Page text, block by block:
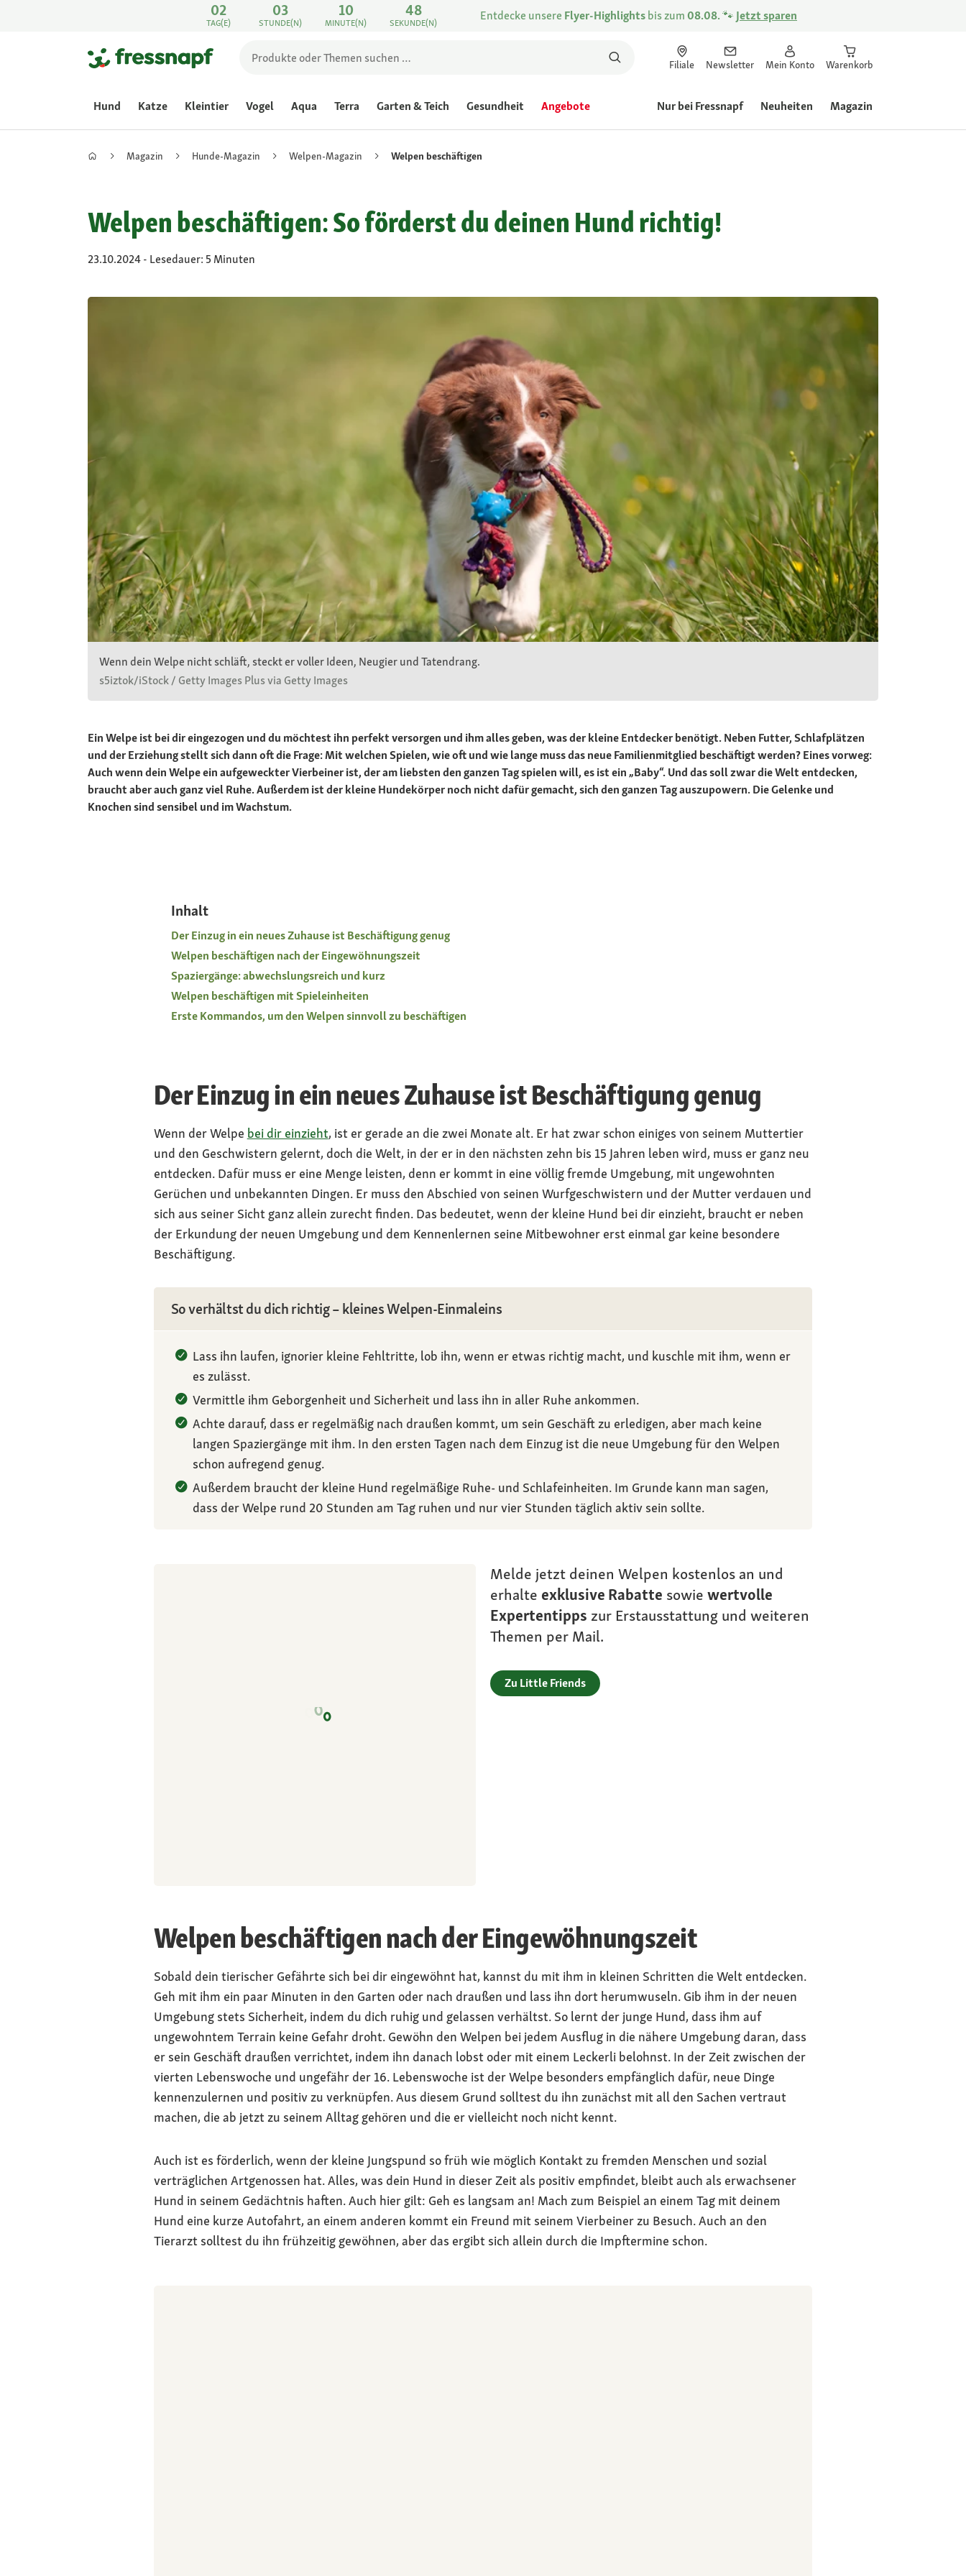
02
TAG(E)
03
STUNDE(N)
10
MINUTE(N)
48
SEKUNDE(N) Entdecke unsere Flyer-Highlightsbis zum08.08.🐾 Jetzt sparen
Filiale Newsletter Mein Konto Warenkorb
Hund Katze Kleintier Vogel Aqua Terra Garten & Teich Gesundheit Angebote Nur bei Fressnapf Neuheiten Magazin
Magazin Hunde-Magazin Welpen-Magazin Welpen beschäftigen
Welpen beschäftigen: So förderst du deinen Hund richtig!
23.10.2024 - Lesedauer: 5 Minuten
Wenn dein Welpe nicht schläft, steckt er voller Ideen, Neugier und Tatendrang.
s5iztok/iStock / Getty Images Plus via Getty Images
Ein Welpe ist bei dir eingezogen und du möchtest ihn perfekt versorgen und ihm alles geben, was der kleine Entdecker benötigt. Neben Futter, Schlafplätzen
und der Erziehung stellt sich dann oft die Frage: Mit welchen Spielen, wie oft und wie lange muss das neue Familienmitglied beschäftigt werden? Eines vorweg:
Auch wenn dein Welpe ein aufgeweckter Vierbeiner ist, der am liebsten den ganzen Tag spielen will, es ist ein „Baby“. Und das soll zwar die Welt entdecken,
braucht aber auch ganz viel Ruhe. Außerdem ist der kleine Hundekörper noch nicht dafür gemacht, sich den ganzen Tag auszupowern. Die Gelenke und
Knochen sind sensibel und im Wachstum.
Inhalt
Der Einzug in ein neues Zuhause ist Beschäftigung genug
Welpen beschäftigen nach der Eingewöhnungszeit
Spaziergänge: abwechslungsreich und kurz
Welpen beschäftigen mit Spieleinheiten
Erste Kommandos, um den Welpen sinnvoll zu beschäftigen
Der Einzug in ein neues Zuhause ist Beschäftigung genug
Wenn der Welpe bei dir einzieht, ist er gerade an die zwei Monate alt. Er hat zwar schon einiges von seinem Muttertier
und den Geschwistern gelernt, doch die Welt, in der er in den nächsten zehn bis 15 Jahren leben wird, muss er ganz neu
entdecken. Dafür muss er eine Menge leisten, denn er kommt in eine völlig fremde Umgebung, mit ungewohnten
Gerüchen und unbekannten Dingen. Er muss den Abschied von seinen Wurfgeschwistern und der Mutter verdauen und
sich aus seiner Sicht ganz allein zurecht finden. Das bedeutet, wenn der kleine Hund bei dir einzieht, braucht er neben
der Erkundung der neuen Umgebung und dem Kennenlernen seine Mitbewohner erst einmal gar keine besondere
Beschäftigung.
So verhältst du dich richtig – kleines Welpen-Einmaleins
Lass ihn laufen, ignorier kleine Fehltritte, lob ihn, wenn er etwas richtig macht, und kuschle mit ihm, wenn er
es zulässt.
Vermittle ihm Geborgenheit und Sicherheit und lass ihn in aller Ruhe ankommen.
Achte darauf, dass er regelmäßig nach draußen kommt, um sein Geschäft zu erledigen, aber mach keine
langen Spaziergänge mit ihm. In den ersten Tagen nach dem Einzug ist die neue Umgebung für den Welpen
schon aufregend genug.
Außerdem braucht der kleine Hund regelmäßige Ruhe- und Schlafeinheiten. Im Grunde kann man sagen,
dass der Welpe rund 20 Stunden am Tag ruhen und nur vier Stunden täglich aktiv sein sollte.
Melde jetzt deinen Welpen kostenlos an und
erhalte exklusive Rabatte sowie wertvolle
Expertentipps zur Erstausstattung und weiteren
Themen per Mail.
Zu Little Friends
Welpen beschäftigen nach der Eingewöhnungszeit
Sobald dein tierischer Gefährte sich bei dir eingewöhnt hat, kannst du mit ihm in kleinen Schritten die Welt entdecken.
Geh mit ihm ein paar Minuten in den Garten oder nach draußen und lass ihn dort herumwuseln. Gib ihm in der neuen
Umgebung stets Sicherheit, indem du dich ruhig und gelassen verhältst. So lernt der junge Hund, dass ihm auf
ungewohntem Terrain keine Gefahr droht. Gewöhn den Welpen bei jedem Ausflug in die nähere Umgebung daran, dass
er sein Geschäft draußen verrichtet, indem ihn danach lobst oder mit einem Leckerli belohnst. In der Zeit zwischen der
vierten Lebenswoche und ungefähr der 16. Lebenswoche ist der Welpe besonders empfänglich dafür, neue Dinge
kennenzulernen und positiv zu verknüpfen. Aus diesem Grund solltest du ihn zunächst mit all den Sachen vertraut
machen, die ab jetzt zu seinem Alltag gehören und die er vielleicht noch nicht kennt.
Auch ist es förderlich, wenn der kleine Jungspund so früh wie möglich Kontakt zu fremden Menschen und sozial
verträglichen Artgenossen hat. Alles, was dein Hund in dieser Zeit als positiv empfindet, bleibt auch als erwachsener
Hund in seinem Gedächtnis haften. Auch hier gilt: Geh es langsam an! Mach zum Beispiel an einem Tag mit deinem
Hund eine kurze Autofahrt, an einem anderen kommt ein Freund mit seinem Vierbeiner zu Besuch. Auch an den
Tierarzt solltest du ihn frühzeitig gewöhnen, aber das ergibt sich allein durch die Impftermine schon.